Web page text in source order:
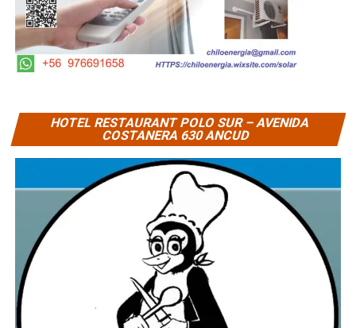
HOTEL RESTAURANT POLO SUR – AVENIDA
COSTANERA 630 ANCUD